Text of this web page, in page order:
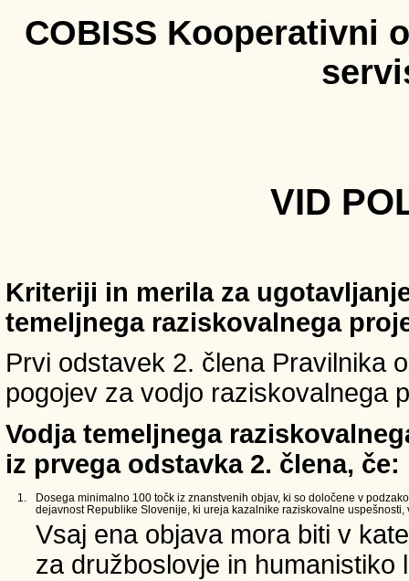
COBISS Kooperativni
VID
Kriteriji in merila za
temeljnega raziskovalnega
Prvi odstavek 2. člena Pravilnika
pogojev za vodjo raziskovalnega
Vodja temeljnega
iz prvega odstavka 2. člena, če:
1.
Dosega minimalno 100 točk iz znanstvenih objav, ki so določene v
dejavnost Republike Slovenije, ki ureja kazalnike raziskovalne uspešnosti,
Vsaj ena objava mora biti v
za družboslovje in humanistiko